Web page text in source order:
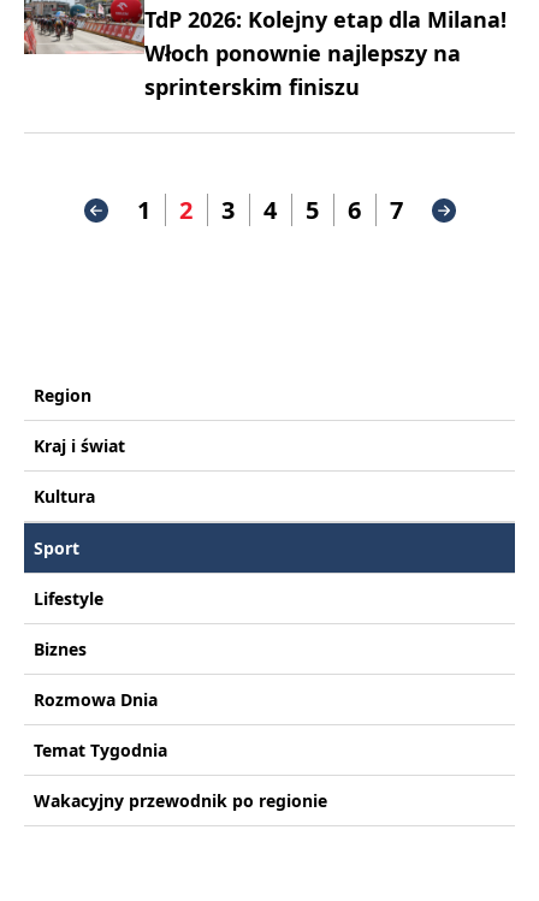
TdP 2026: Kolejny etap dla Milana!
Włoch ponownie najlepszy na
sprinterskim finiszu
1 2 3 4 5 6 7
Region
Kraj i świat
Kultura
Sport
Lifestyle
Biznes
Rozmowa Dnia
Temat Tygodnia
Wakacyjny przewodnik po regionie